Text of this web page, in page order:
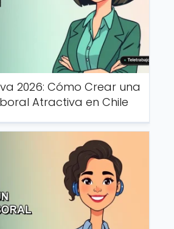
2026: Cómo Crear una
Atractiva en Chile